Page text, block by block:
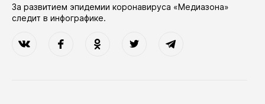
За развитием эпидемии коронавируса «Медиазона»
следит в инфографике.